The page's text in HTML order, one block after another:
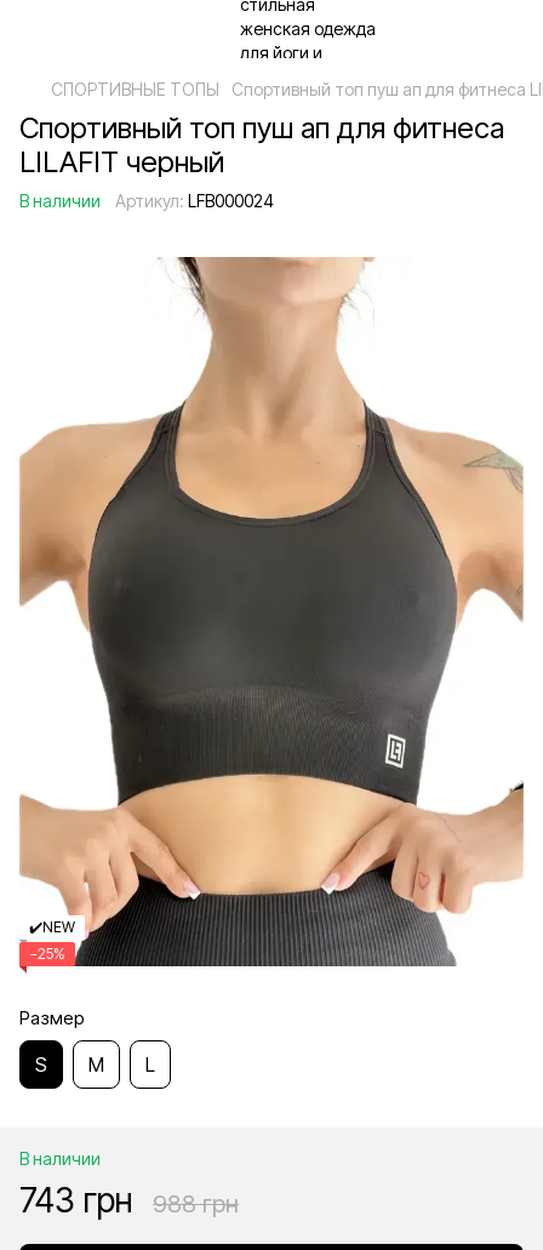
СПОРТИВНЫЕ ТОПЫ Спортивный топ пуш ап для фитнеса
Спортивный топ пуш ап для фитнеса
LILAFIT черный
В наличии Артикул: LFB000024
✔️NEW
−25%
Размер
S M L
В наличии
743 грн 988 грн